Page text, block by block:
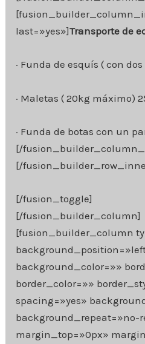
last=»yes»]Transporte de
· Funda de esquís ( con
· Maletas ( 20kg máximo)
· Funda de botas con un
[/
[/
[/fusion_toggle]
[/fusion_builder_column]
[fusion_builder_column
background_color=»»
border_color=»»
spacing=»yes»
background_repeat=»no-
margin_top=»0px»